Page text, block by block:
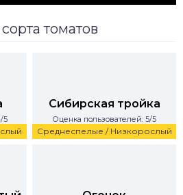
томатов
5
Среднеспелые / Низкорослый
Сибирская тройка
Оценка пользователей: 5/5